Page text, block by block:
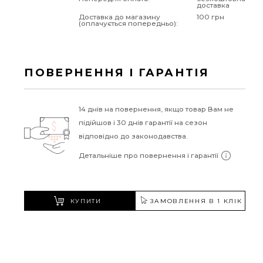
доставка
Доставка до магазину
(оплачується попередньо):
100 грн
ПОВЕРНЕННЯ І ГАРАНТІЯ
14 днів на повернення, якщо товар Вам не
підійшов і 30 днів гарантії на сезон
відповідно до законодавства.
Детальніше про повернення і гарантії
КУПИТИ ЗАМОВЛЕННЯ В 1 КЛІК